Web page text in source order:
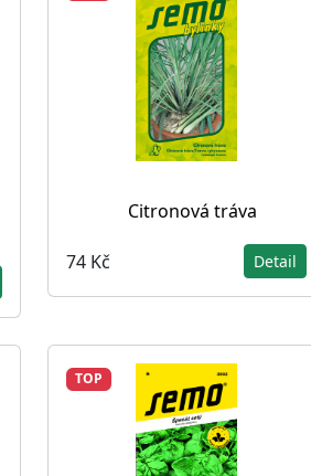
Citronová tráva
74 Kč Detail
TOP